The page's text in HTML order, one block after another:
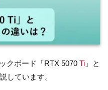
クボード「RTX 5070 Ti 」と
しています。